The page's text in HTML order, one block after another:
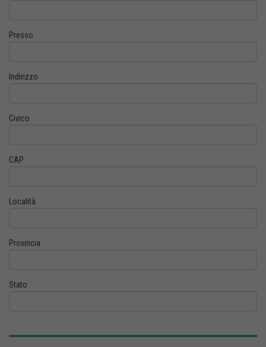
Presso
Indirizzo
Civico
CAP
Località
Provincia
Stato